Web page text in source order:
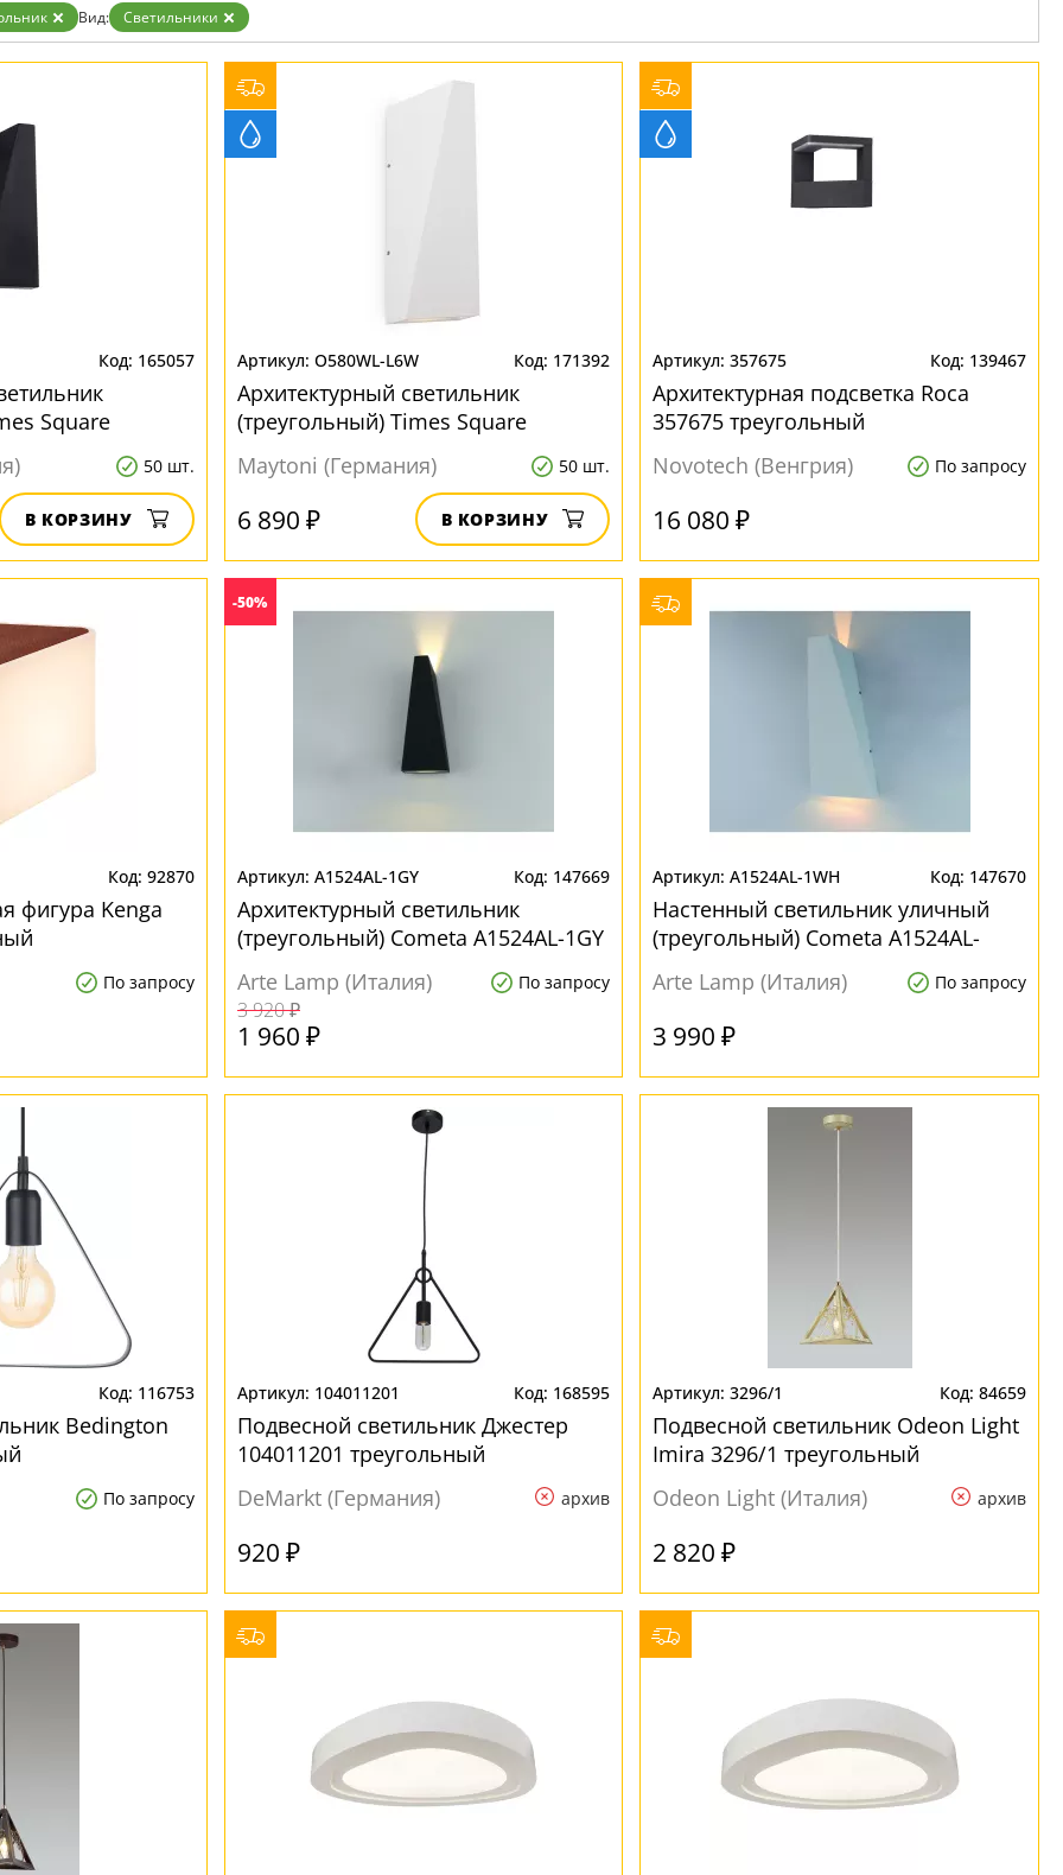
Золото
Прозрачные
Хром
Бренд
Вид: Светильники
165057
Square
50 шт.
В КОРЗИНУ
O580WL-L6W 171392
Архитектурный светильник
(треугольный) Times Square
O580WL-L6W
Maytoni (Германия) 50 шт.
6 890 ₽ В КОРЗИНУ
357675 139467
Архитектурная подсветка Roca
357675 треугольный
Novotech (Венгрия)
По запросу
16 080 ₽
92870
фигура Kenga
По запросу
-50%
A1524AL-1GY 147669
Архитектурный светильник
(треугольный) Cometa A1524AL-1GY
Arte Lamp (Италия)
По запросу
3 920 ₽
1 960 ₽
A1524AL-1WH 147670
Настенный светильник уличный
(треугольный) Cometa A1524AL-
Arte Lamp (Италия) По запросу
3 990 ₽
116753
Bedington
По запросу
104011201 168595
Подвесной светильник Джестер
104011201 треугольный
DeMarkt (Германия)
архив
920 ₽
3296/1 84659
Подвесной светильник Odeon Light
Imira 3296/1 треугольный
Odeon Light (Италия)
архив
2 820 ₽